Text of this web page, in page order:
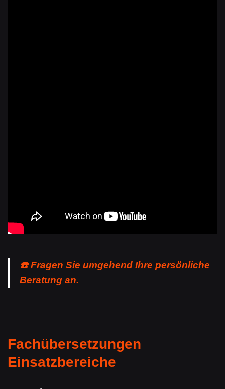
☎️ Fragen Sie umgehend Ihre persönliche
Beratung an.
Fachübersetzungen
Einsatzbereiche